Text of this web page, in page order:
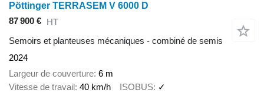
Pöttinger TERRASEM V 6000 D
87 900 € HT
Semoirs et planteuses mécaniques - combiné de semis
2024
Largeur de couverture 6 m
Vitesse de travail 40 km/h ISOBUS ✓